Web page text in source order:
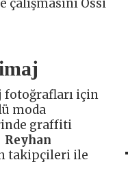
çalışmasını Ossi
fotoğrafları için
moda
graffiti
Reyhan
takipçileri ile